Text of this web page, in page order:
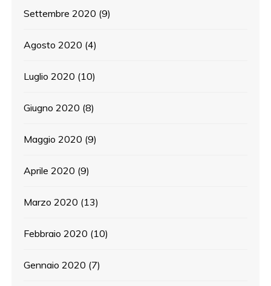
Settembre 2020 (9)
Agosto 2020 (4)
Luglio 2020 (10)
Giugno 2020 (8)
Maggio 2020 (9)
Aprile 2020 (9)
Marzo 2020 (13)
Febbraio 2020 (10)
Gennaio 2020 (7)